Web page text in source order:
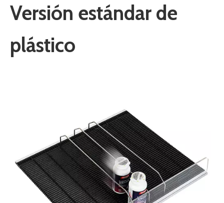
Versión estándar de
plástico